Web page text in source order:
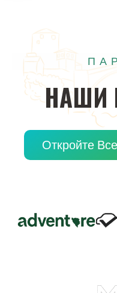
НАШИ
Откройте